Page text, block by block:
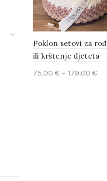
Poklon setovi za
ili krštenje djeteta
75.00 € – 179.00 €